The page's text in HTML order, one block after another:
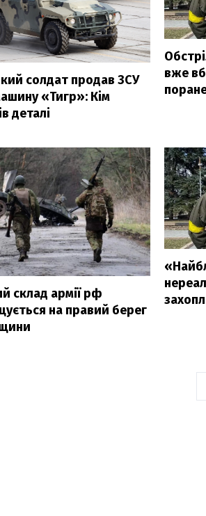
солдат продав ЗСУ
«Тигр»: Кім
деталі
вже
склад армії рф
на правий берег